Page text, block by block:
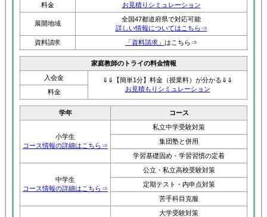
料金
お見積りシミュレーション
展開地域
全国47都道府県で対応可能
詳しい情報についてはこちら⇒
資料請求
「資料請求」 はこちら⇒
家庭教師のトライの料金情報
入会金
⇓⇓【簡単1分】料金（授業料）が分かる⇓⇓
お見積もりシミュレーション
料金
学年 コース
小学生
コース情報の詳細はこちら⇒
私立中学受験対策
集団塾と併用
学習基礎固め・学習習慣の定着
中学生
コース情報の詳細はこちら⇒
公立・私立高校受験対策
定期テスト・内申点対策
苦手科目克服
大学受験対策